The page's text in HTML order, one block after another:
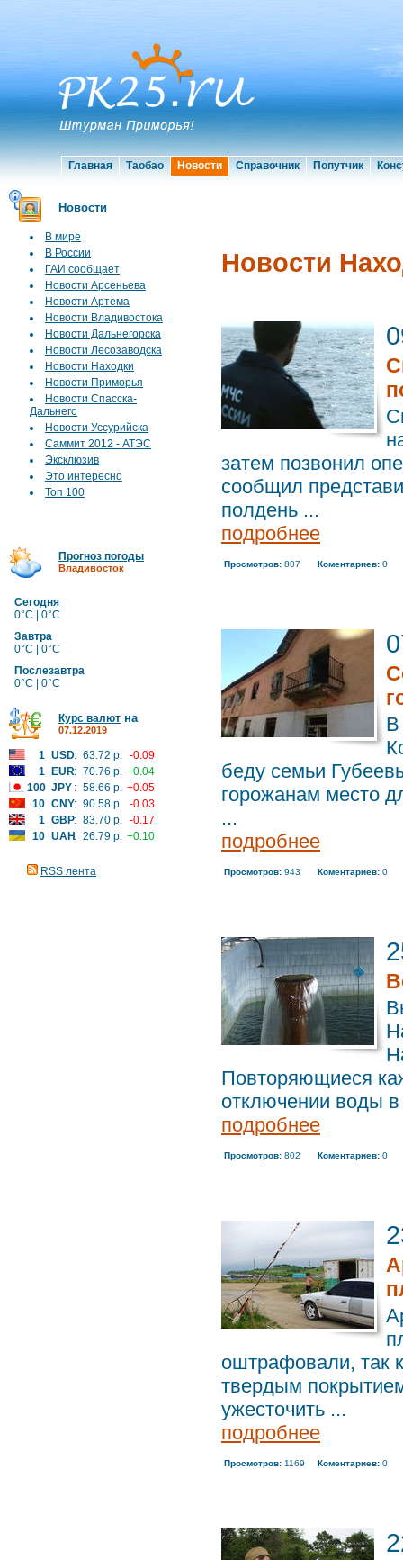
Главная Таобао Новости Справочник Попутчик
Новости
В мире
В России
ГАИ сообщает
Новости Арсеньева
Новости Артема
Новости Владивостока
Новости Дальнегорска
Новости Лесозаводска
Новости Находки
Новости Приморья
Новости Спасска-
Дальнего
Новости Уссурийска
Саммит 2012 - АТЭС
Эксклюзив
Это интересно
Топ 100
Прогноз погоды
Владивосток
Сегодня
0°C | 0°C
Завтра
0°C | 0°C
Послезавтра
0°C | 0°C
Курс валют на
07.12.2019
1 USD: 63.72 р. -0.09
1
EUR: 70.76 р. +0.04
100 JPY : 58.66 р. +0.05
10 CNY: 90.58 р. -0.03
1 GBP: 83.70 р. -0.17
10 UAH: 26.79 р. +0.10
RSS лента
Новости
затем позвонил
сообщил
полдень ...
подробнее
Просмотров: 807 Коментариев: 0
В
беду семьи
горожанам место
...
подробнее
Просмотров: 943 Коментариев: 0
Повторяющиеся
отключении воды
подробнее
Просмотров: 802 Коментариев: 0
оштрафовали, так
твердым
ужесточить ...
подробнее
Просмотров: 1169 Коментариев: 0